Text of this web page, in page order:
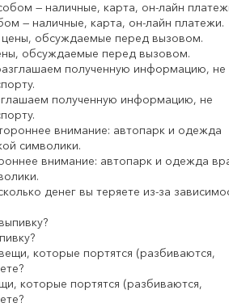
— наличные, карта, он-лайн платежи.
обсуждаемые перед вызовом.
полученную информацию, не
внимание: автопарк и одежда
денег вы теряете из-за
которые портятся (разбиваются,